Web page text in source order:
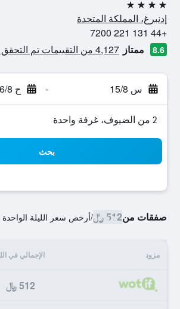
4 نجوم
إدنبرغ، المملكة المتحدة
+44 131 221 7200
8.6 ممتاز 4,127 من التقييمات تم التحقق منها
س 15/8 - ح 16/8
2 من الضيوف، غرفة واحدة
بحث
صفقات من512 ﷼ /أرخص سعر الليلة الواحدة
مزود الإجمالي في
512 ﷼